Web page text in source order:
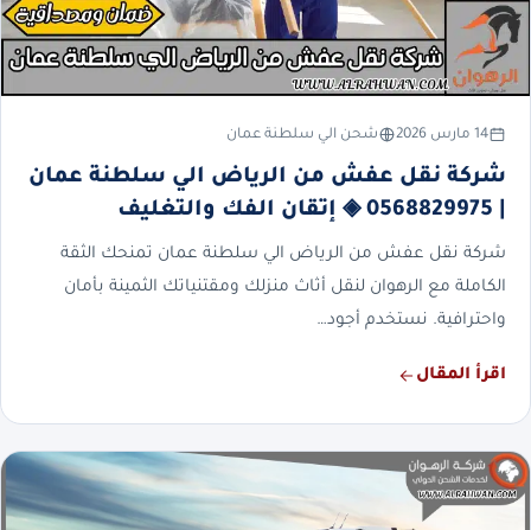
14 مارس 2026 شحن الي سلطنة عمان
شركة نقل عفش من الرياض الي سلطنة عمان
شركة نقل عفش من الرياض الي سلطنة عمان تمنحك الثقة
الكاملة مع الرهوان لنقل أثاث منزلك ومقتنياتك الثمينة بأمان
واحترافية. نستخدم أجود…
اقرأ المقال